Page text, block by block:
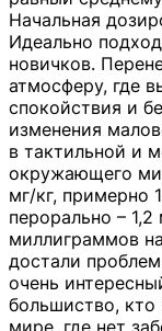
Начальная
Идеально
новичков.
атмосферу, где
спокойствия и
изменения
в тактильной и
окружающего
мг/кг, примерно
перорально –
миллиграммов
достали
очень
большиство, кто
мире, где нет